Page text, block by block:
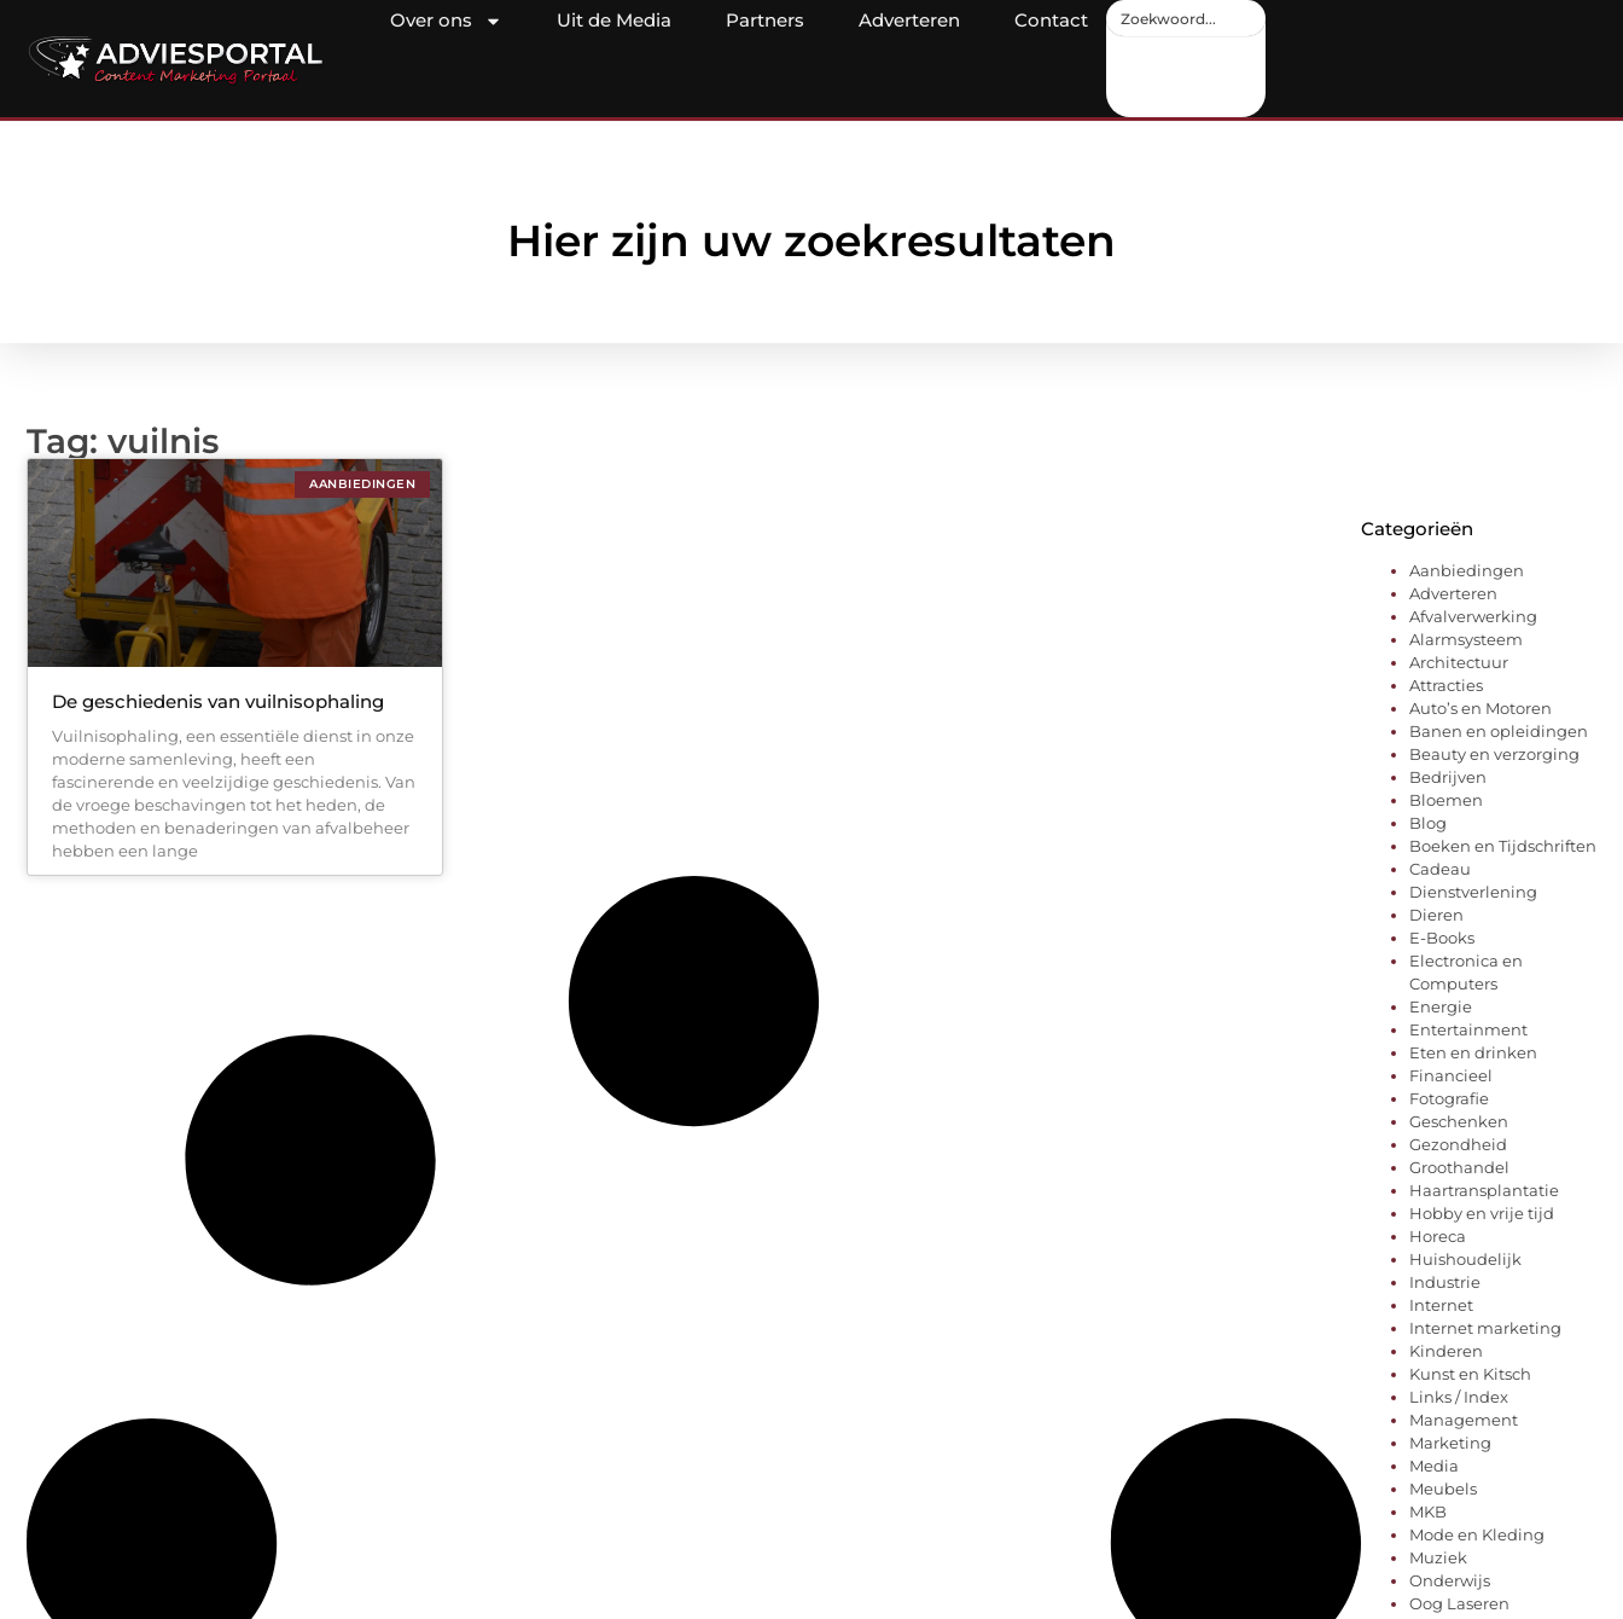
Over ons Uit de Media Partners Adverteren Contact
Hier zijn uw zoekresultaten
Tag: vuilnis
AANBIEDINGEN
De geschiedenis van vuilnisophaling
Vuilnisophaling, een essentiële dienst in onze
moderne samenleving, heeft een
fascinerende en veelzijdige geschiedenis. Van
de vroege beschavingen tot het heden, de
methoden en benaderingen van afvalbeheer
hebben een lange
Categorieën
Aanbiedingen
Adverteren
Afvalverwerking
Alarmsysteem
Architectuur
Attracties
Auto’s en Motoren
Banen en opleidingen
Beauty en verzorging
Bedrijven
Bloemen
Blog
Boeken en Tijdschriften
Cadeau
Dienstverlening
Dieren
E-Books
Electronica en
Computers
Energie
Entertainment
Eten en drinken
Financieel
Fotografie
Geschenken
Gezondheid
Groothandel
Haartransplantatie
Hobby en vrije tijd
Horeca
Huishoudelijk
Industrie
Internet
Internet marketing
Kinderen
Kunst en Kitsch
Links / Index
Management
Marketing
Media
Meubels
MKB
Mode en Kleding
Muziek
Onderwijs
Oog Laseren